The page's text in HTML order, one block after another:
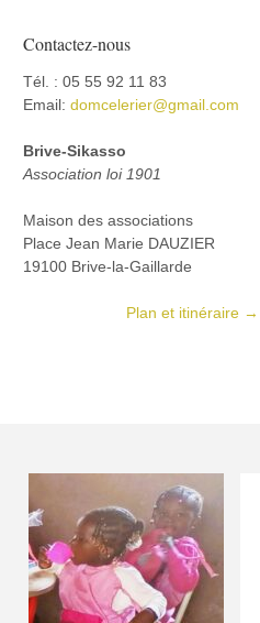
Contactez-nous
Tél. : 05 55 92 11 83
Email: domcelerier@gmail.com
Brive-Sikasso
Association loi 1901
Maison des associations
Place Jean Marie DAUZIER
19100 Brive-la-Gaillarde
Plan et itinéraire →